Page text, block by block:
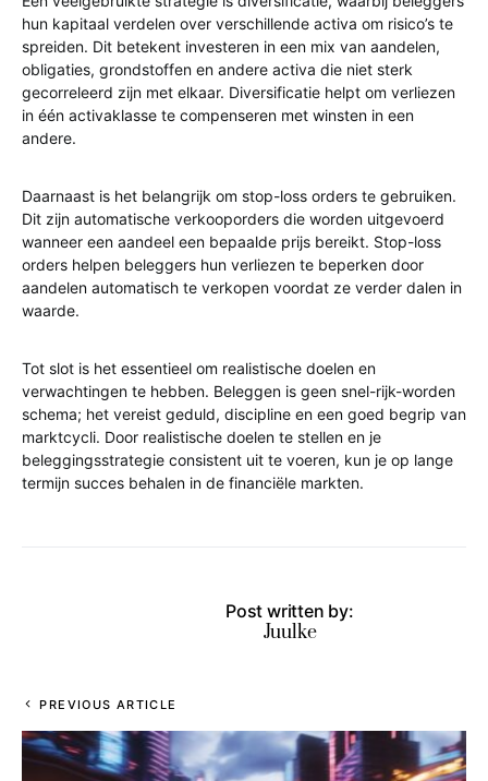
hun kapitaal verdelen over verschillende activa om risico’s te
spreiden. Dit betekent investeren in een mix van aandelen,
obligaties, grondstoffen en andere activa die niet sterk
gecorreleerd zijn met elkaar. Diversificatie helpt om verliezen
in één activaklasse te compenseren met winsten in een
andere.
Daarnaast is het belangrijk om stop-loss orders te gebruiken.
Dit zijn automatische verkooporders die worden uitgevoerd
wanneer een aandeel een bepaalde prijs bereikt. Stop-loss
orders helpen beleggers hun verliezen te beperken door
aandelen automatisch te verkopen voordat ze verder dalen in
waarde.
Tot slot is het essentieel om realistische doelen en
verwachtingen te hebben. Beleggen is geen snel-rijk-worden
schema; het vereist geduld, discipline en een goed begrip van
marktcycli. Door realistische doelen te stellen en je
beleggingsstrategie consistent uit te voeren, kun je op lange
termijn succes behalen in de financiële markten.
Post written by:
Juulke
PREVIOUS ARTICLE